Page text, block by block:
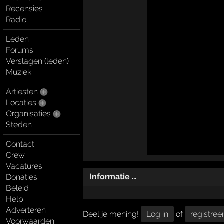
Recensies
Radio
Leden
Forums
Verslagen (leden)
Muziek
Artiesten
Locaties
Organisaties
Steden
Contact
Crew
Vacatures
Donaties
Beleid
Help
Adverteren
Voorwaarden
Informatie …
Deel je mening! Log in of registreer